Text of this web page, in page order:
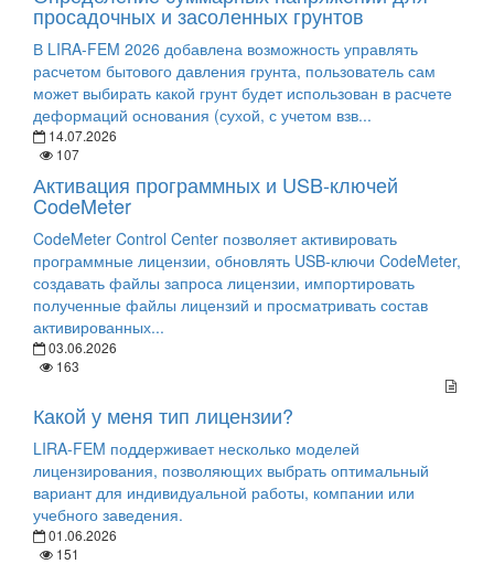
просадочных и засоленных грунтов
В LIRA-FEM 2026 добавлена возможность управлять
расчетом бытового давления грунта, пользователь сам
может выбирать какой грунт будет использован в расчете
деформаций основания (сухой, с учетом взв...
14.07.2026
107
Активация программных и USB-ключей
CodeMeter
CodeMeter Control Center позволяет активировать
программные лицензии, обновлять USB-ключи CodeMeter,
создавать файлы запроса лицензии, импортировать
полученные файлы лицензий и просматривать состав
активированных...
03.06.2026
163
Какой у меня тип лицензии?
LIRA-FEM поддерживает несколько моделей
лицензирования, позволяющих выбрать оптимальный
вариант для индивидуальной работы, компании или
учебного заведения.
01.06.2026
151